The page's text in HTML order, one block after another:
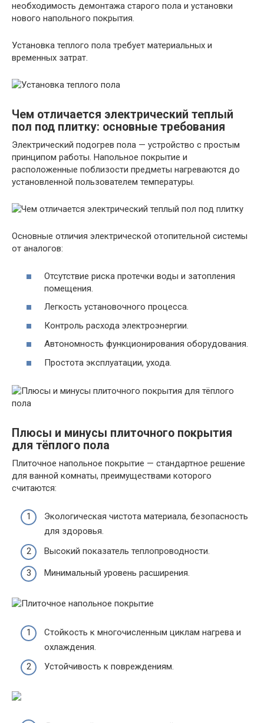
необходимость демонтажа старого пола и установки
нового напольного покрытия.
Установка теплого пола требует материальных и
временных затрат.
Чем отличается электрический теплый
пол под плитку: основные требования
Электрический подогрев пола — устройство с простым
принципом работы. Напольное покрытие и
расположенные поблизости предметы нагреваются до
установленной пользователем температуры.
Основные отличия электрической отопительной системы
от аналогов:
Отсутствие риска протечки воды и затопления
помещения.
Легкость установочного процесса.
Контроль расхода электроэнергии.
Автономность функционирования оборудования.
Простота эксплуатации, ухода.
Плюсы и минусы плиточного покрытия
для тёплого пола
Плиточное напольное покрытие — стандартное решение
для ванной комнаты, преимуществами которого
считаются:
Экологическая чистота материала, безопасность
для здоровья.
Высокий показатель теплопроводности.
Минимальный уровень расширения.
Стойкость к многочисленным циклам нагрева и
охлаждения.
Устойчивость к повреждениям.